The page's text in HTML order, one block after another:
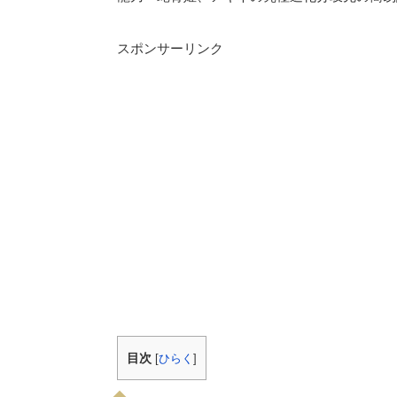
スポンサーリンク
目次 [ひらく ]